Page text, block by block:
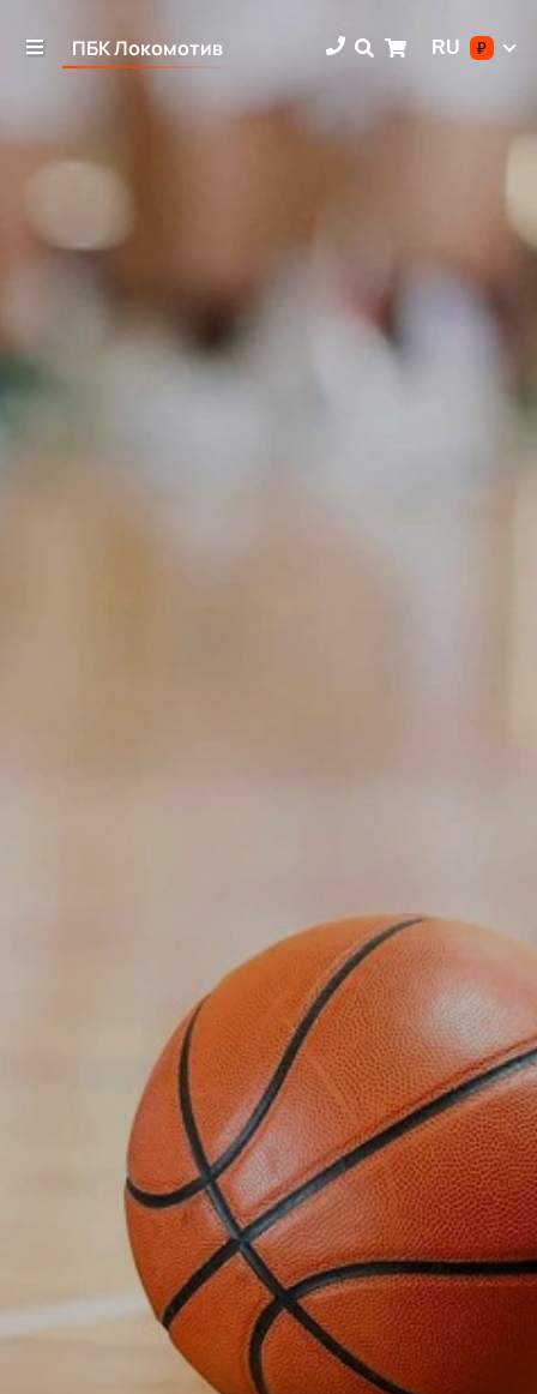
ПБК Локомотив RU ₽